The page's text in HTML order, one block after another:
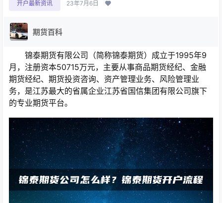
开户最新资讯 23年7月6日
期货百科
锦泰期货有限公司（简称锦泰期货）成立于1995年9
月，注册资本50715万元，主要从事商品期货经纪、金融
期货经纪、期货投资咨询、资产管理业务、风险管理业
务，是江苏最大的省属企业江苏省国信集团有限公司旗下
的专业期货平台。